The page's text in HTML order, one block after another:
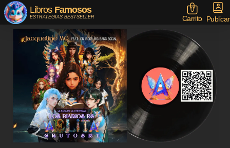
Libros Famosos
ESTRATEGIAS BESTSELLER
0
Carrito Publicar